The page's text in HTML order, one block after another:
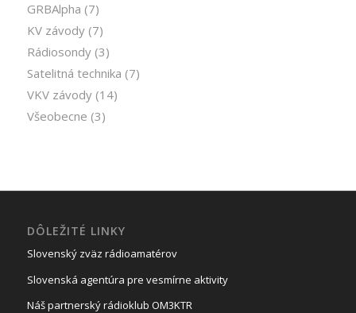
GRBAlpha (7)
KV závody(7)
Rádiosondy(3)
Satelitná technika (7)
VKV závody(14)
Všeobecne (3)
DÔLEŽITÉ LINKY
Slovenský zväz rádioamatérov
Slovenská agentúra pre vesmírne aktivity
Náš partnerský rádioklub OM3KTR